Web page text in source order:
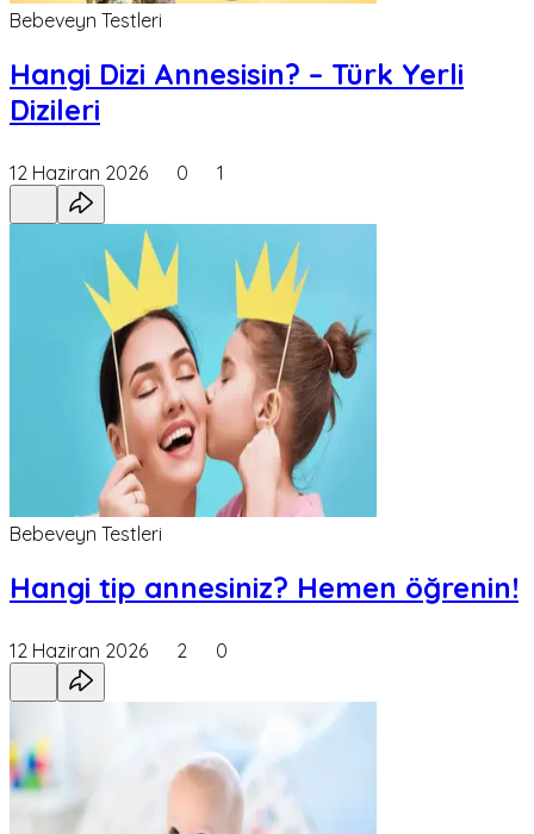
Bebeveyn Testleri
Hangi Dizi Annesisin? – Türk Yerli
Dizileri
12 Haziran 2026 0 1
Bebeveyn Testleri
Hangi tip annesiniz? Hemen öğrenin!
12 Haziran 2026 2 0